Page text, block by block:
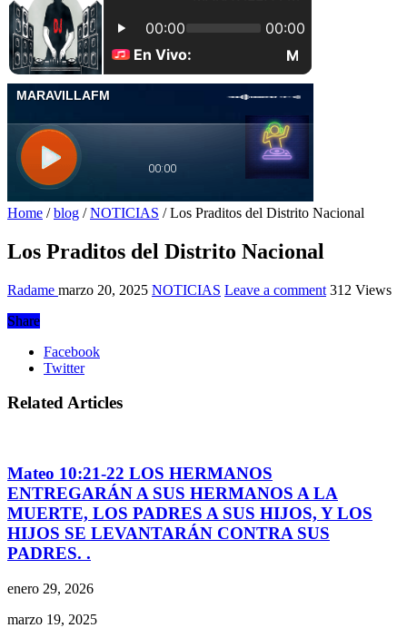
Home / blog / NOTICIAS / Los Praditos del Distrito Nacional
Los Praditos del Distrito Nacional
Radame marzo 20, 2025 NOTICIAS Leave a comment 312 Views
Share
Facebook
Twitter
Related Articles
Mateo 10:21-22 LOS HERMANOS
ENTREGARÁN A SUS HERMANOS A LA
MUERTE, LOS PADRES A SUS HIJOS, Y LOS
HIJOS SE LEVANTARÁN CONTRA SUS
PADRES. .
enero 29, 2026
marzo 19, 2025